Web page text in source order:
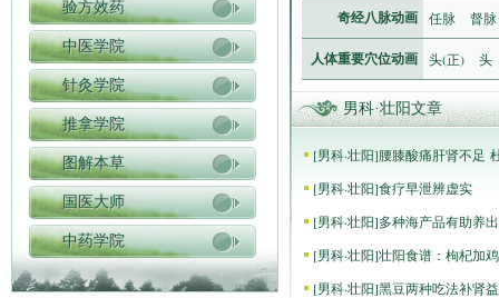
验方效药
中医学院
针灸学院
推拿学院
图解本草
国医大师
中药学院
奇经八脉动画 任脉 督脉
人体重要穴位动画 头(正) 头
男科·壮阳文章
[男科·壮阳]腰膝酸痛肝肾不足
[男科·壮阳]食疗早泄辨虚实
[男科·壮阳]多种海产品有助养
[男科·壮阳]壮阳食谱：枸杞加
[男科·壮阳]黑豆两种吃法补肾